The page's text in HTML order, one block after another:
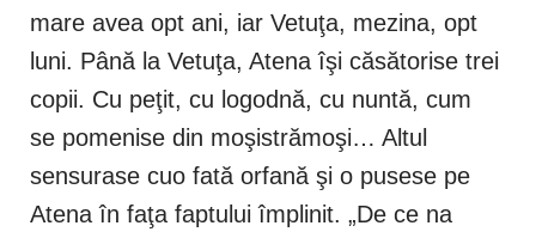
mare avea opt ani, iar Vetuţa, mezina, opt
luni. Până la Vetuţa, Atena îşi căsătorise trei
copii. Cu peţit, cu logodnă, cu nuntă, cum
se pomenise din moşistrămoşi… Altul
sensurase cuo fată orfană şi o pusese pe
Atena în faţa faptului împlinit. „De ce na